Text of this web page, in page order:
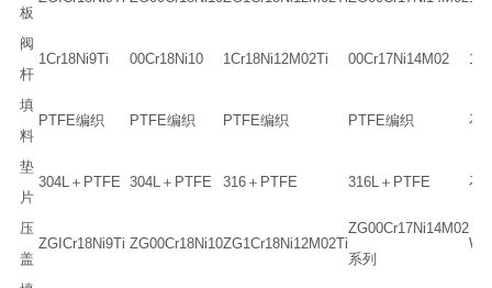
板
阀
杆
1Cr18Ni9Ti 00Cr18Ni10 1Cr18Ni12M02Ti 00Cr17Ni14M02
填
料
PTFE编织 PTFE编织 PTFE编织 PTFE编织 石
垫
片
304L＋PTFE 304L＋PTFE 316＋PTFE 316L＋PTFE 石
压
盖
ZGICr18Ni9Ti ZG00Cr18Ni10ZG1Cr18Ni12M02Ti
ZG00Cr17Ni14M02
系列